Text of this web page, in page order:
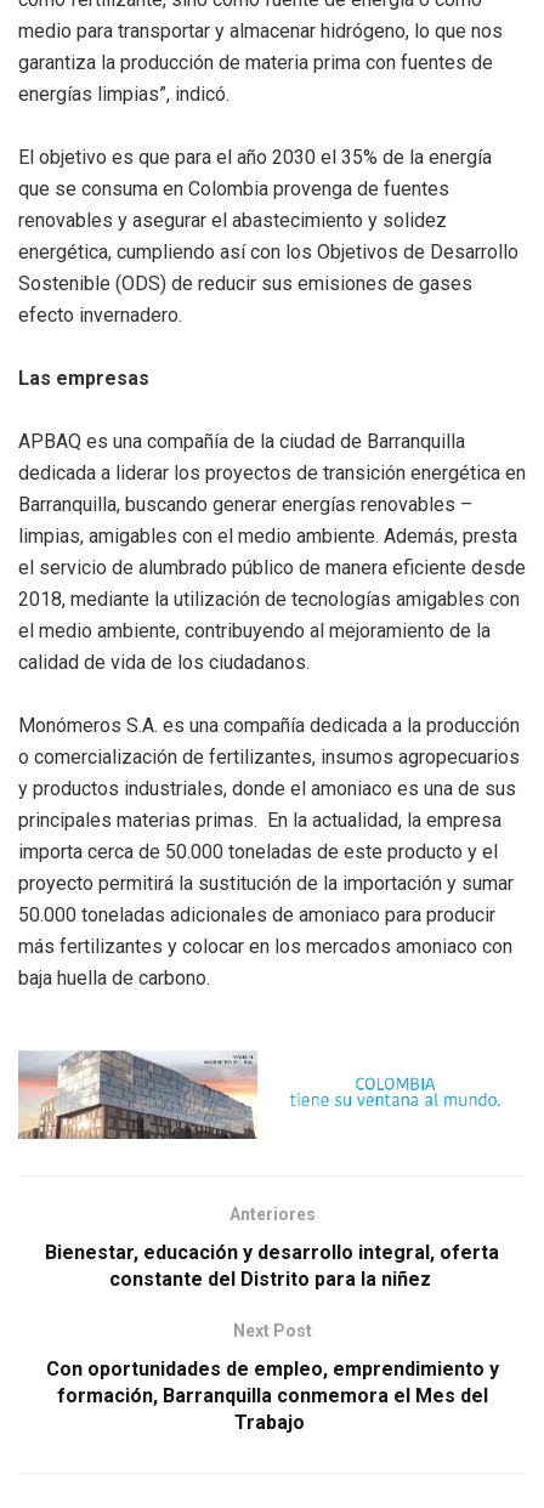
medio para transportar y almacenar hidrógeno, lo que nos
garantiza la producción de materia prima con fuentes de
energías limpias”, indicó.
El objetivo es que para el año 2030 el 35% de la energía
que se consuma en Colombia provenga de fuentes
renovables y asegurar el abastecimiento y solidez
energética, cumpliendo así con los Objetivos de Desarrollo
Sostenible (ODS) de reducir sus emisiones de gases
efecto invernadero.
Las empresas
APBAQ es una compañía de la ciudad de Barranquilla
dedicada a liderar los proyectos de transición energética en
Barranquilla, buscando generar energías renovables –
limpias, amigables con el medio ambiente. Además, presta
el servicio de alumbrado público de manera eficiente desde
2018, mediante la utilización de tecnologías amigables con
el medio ambiente, contribuyendo al mejoramiento de la
calidad de vida de los ciudadanos.
Monómeros S.A. es una compañía dedicada a la producción
o comercialización de fertilizantes, insumos agropecuarios
y productos industriales, donde el amoniaco es una de sus
principales materias primas. En la actualidad, la empresa
importa cerca de 50.000 toneladas de este producto y el
proyecto permitirá la sustitución de la importación y sumar
50.000 toneladas adicionales de amoniaco para producir
más fertilizantes y colocar en los mercados amoniaco con
baja huella de carbono.
Anteriores
Bienestar, educación y desarrollo integral, oferta
constante del Distrito para la niñez
Next Post
Con oportunidades de empleo, emprendimiento y
formación, Barranquilla conmemora el Mes del
Trabajo